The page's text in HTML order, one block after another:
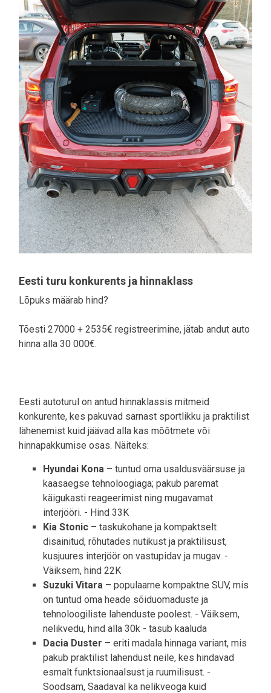
Eesti turu konkurents ja hinnaklass
Lõpuks määrab hind?
Tõesti 27000 + 2535€ registreerimine, jätab andut auto
hinna alla 30 000€.
Eesti autoturul on antud hinnaklassis mitmeid
konkurente, kes pakuvad sarnast sportlikku ja praktilist
lähenemist kuid jäävad alla kas mõõtmete või
hinnapakkumise osas. Näiteks:
Hyundai Kona – tuntud oma usaldusväärsuse ja
kaasaegse tehnoloogiaga; pakub paremat
käigukasti reageerimist ning mugavamat
interjööri. - Hind 33K
Kia Stonic – taskukohane ja kompaktselt
disainitud, rõhutades nutikust ja praktilisust,
kusjuures interjöör on vastupidav ja mugav. -
Väiksem, hind 22K
Suzuki Vitara – populaarne kompaktne SUV, mis
on tuntud oma heade sõiduomaduste ja
tehnoloogiliste lahenduste poolest. - Väiksem,
nelikvedu, hind alla 30k - tasub kaaluda
Dacia Duster – eriti madala hinnaga variant, mis
pakub praktilist lahendust neile, kes hindavad
esmalt funktsionaalsust ja ruumilisust. -
Soodsam, Saadaval ka nelikveoga kuid